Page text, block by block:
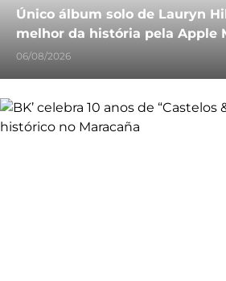
Único álbum solo de Lauryn
melhor da história pela Apple
06/08/2026